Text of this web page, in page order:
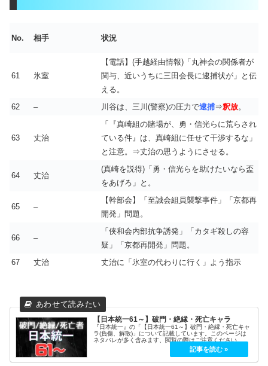
No. 相手 状況
61 氷室
【電話】(手越経由情報)「丸神会の関係者が
関与、近いうちに三田会長に逮捕状が」と伝
える。
62
– 川谷は、三川(警察)の圧力で逮捕⇒釈放。
63 丈治
「『真崎組の賭場が、勇・信光らに荒らされ
ている件』は、真崎組に任せて干渉するな」
と注意。⇒丈治の思うようにさせる。
64 丈治
(真崎を説得)「勇・信光らを助けたいなら盃
をあげろ」と。
65 –
【幹部会】「至誠会組員襲撃事件」「京都再
開発」問題。
66 –
「侠和会内部抗争誘発」「カタギ殺しの容
疑」「京都再開発」問題。
67
丈治 丈治に「氷室の代わりに行く」よう指示
【日本統一61～】破門・絶縁・死亡キャラ
『日本統一』の「【日本統一61～】破門・絶縁・死亡キャ
ラ(負傷、解散)」について記載しています。このページは
ネタバレが多く含みます、閲覧の際はご注意ください。